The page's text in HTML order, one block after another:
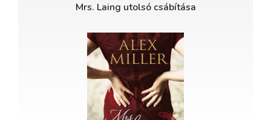
Mrs. Laing utolsó csábítása